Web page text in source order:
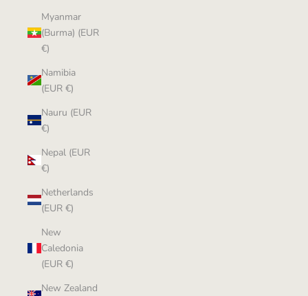
Myanmar
(Burma) (EUR
€)
Namibia
(EUR €)
Nauru (EUR
€)
Nepal (EUR
€)
Netherlands
(EUR €)
New
Caledonia
(EUR €)
New Zealand